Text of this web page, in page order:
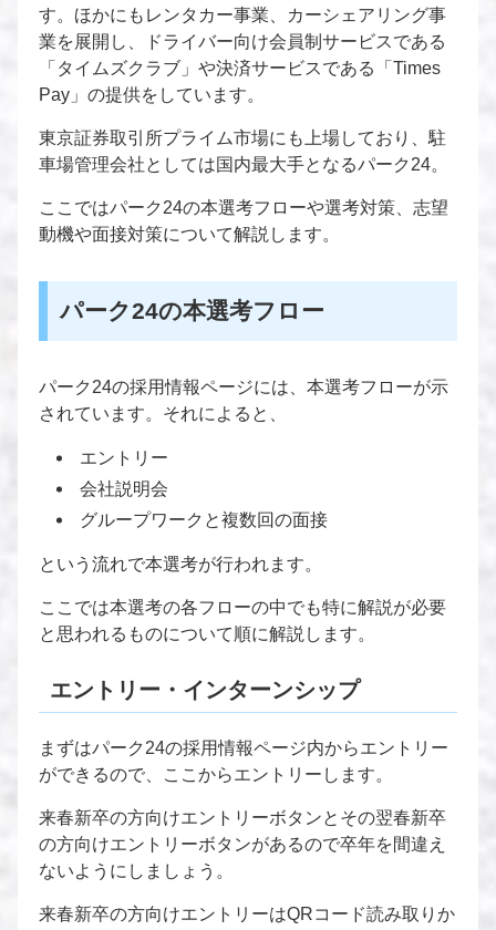
す。ほかにもレンタカー事業、カーシェアリング事
業を展開し、ドライバー向け会員制サービスである
「タイムズクラブ」や決済サービスである「Times
Pay」の提供をしています。
東京証券取引所プライム市場にも上場しており、駐
車場管理会社としては国内最大手となるパーク24。
ここではパーク24の本選考フローや選考対策、志望
動機や面接対策について解説します。
パーク24の本選考フロー
パーク24の採用情報ページには、本選考フローが示
されています。それによると、
エントリー
会社説明会
グループワークと複数回の面接
という流れで本選考が行われます。
ここでは本選考の各フローの中でも特に解説が必要
と思われるものについて順に解説します。
エントリー・インターンシップ
まずはパーク24の採用情報ページ内からエントリー
ができるので、ここからエントリーします。
来春新卒の方向けエントリーボタンとその翌春新卒
の方向けエントリーボタンがあるので卒年を間違え
ないようにしましょう。
来春新卒の方向けエントリーはQRコード読み取りか